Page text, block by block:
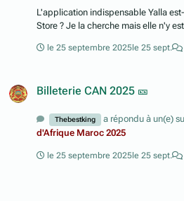
L'application indispensable Yalla
Store ? Je la cherche mais elle n'y
le 25 septembre 2025 le 25 sept.
Billeterie CAN 2025 🎫
Thebestking a répondu à un(e)
d'Afrique Maroc 2025
le 25 septembre 2025le 25 sept.